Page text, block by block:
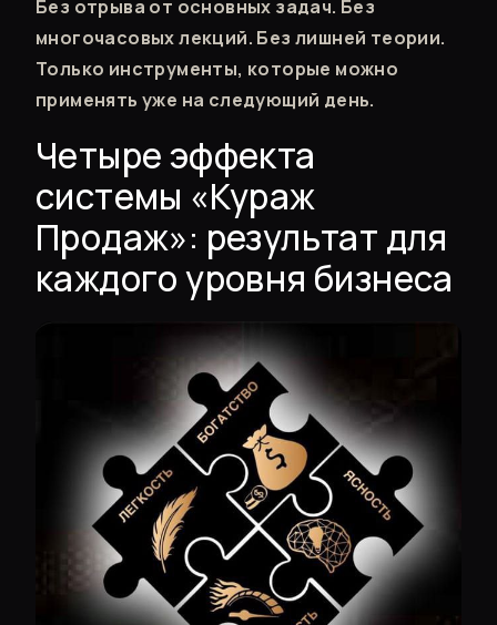
Без отрыва от основных задач. Без
многочасовых лекций. Без лишней теории.
Только инструменты, которые можно
применять уже на следующий день.
Четыре эффекта
системы «Кураж
Продаж»: результат для
каждого уровня бизнеса